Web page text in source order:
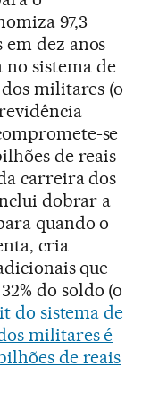
97,3
dez anos
no sistema de
militares (o
se
de reais
carreira dos
dobrar a
quando o
cria
que
do soldo (o
do sistema de
militares é
de reais